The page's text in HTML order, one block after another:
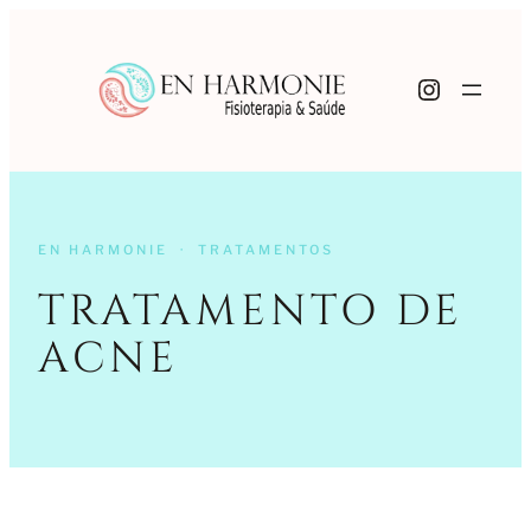
EN HARMONIE · TRATAMENTOS
TRATAMENTO DE
ACNE